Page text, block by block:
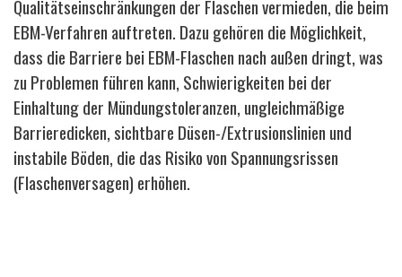
Qualitätseinschränkungen der Flaschen vermieden, die beim
EBM-Verfahren auftreten. Dazu gehören die Möglichkeit,
dass die Barriere bei EBM-Flaschen nach außen dringt, was
zu Problemen führen kann, Schwierigkeiten bei der
Einhaltung der Mündungstoleranzen, ungleichmäßige
Barrieredicken, sichtbare Düsen-/Extrusionslinien und
instabile Böden, die das Risiko von Spannungsrissen
(Flaschenversagen) erhöhen.